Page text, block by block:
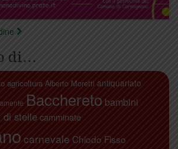
di…
agricoltura Alberto Moretti antiquariato
Bacchereto bambini
di stelle camminate
carnevale Chiodo Fisso